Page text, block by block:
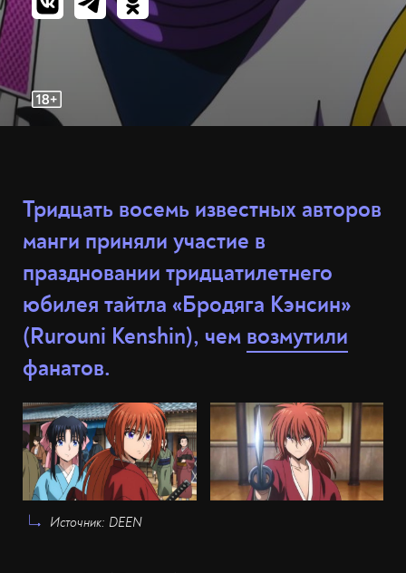
Тридцать восемь известных авторов
манги приняли участие в
праздновании тридцатилетнего
юбилея тайтла «Бродяга Кэнсин»
(Rurouni Kenshin), чем возмутили
фанатов.
Источник: DEEN